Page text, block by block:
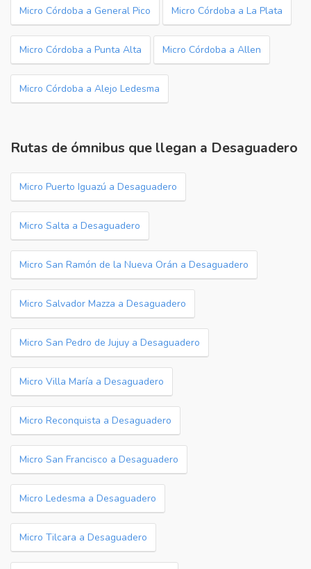
Micro Córdoba a General Pico Micro Córdoba a La Plata
Micro Córdoba a Punta Alta Micro Córdoba a Allen
Micro Córdoba a Alejo Ledesma
Rutas de ómnibus que llegan a Desaguadero
Micro Puerto Iguazú a Desaguadero
Micro Salta a Desaguadero
Micro San Ramón de la Nueva Orán a Desaguadero
Micro Salvador Mazza a Desaguadero
Micro San Pedro de Jujuy a Desaguadero
Micro Villa María a Desaguadero
Micro Reconquista a Desaguadero
Micro San Francisco a Desaguadero
Micro Ledesma a Desaguadero
Micro Tilcara a Desaguadero